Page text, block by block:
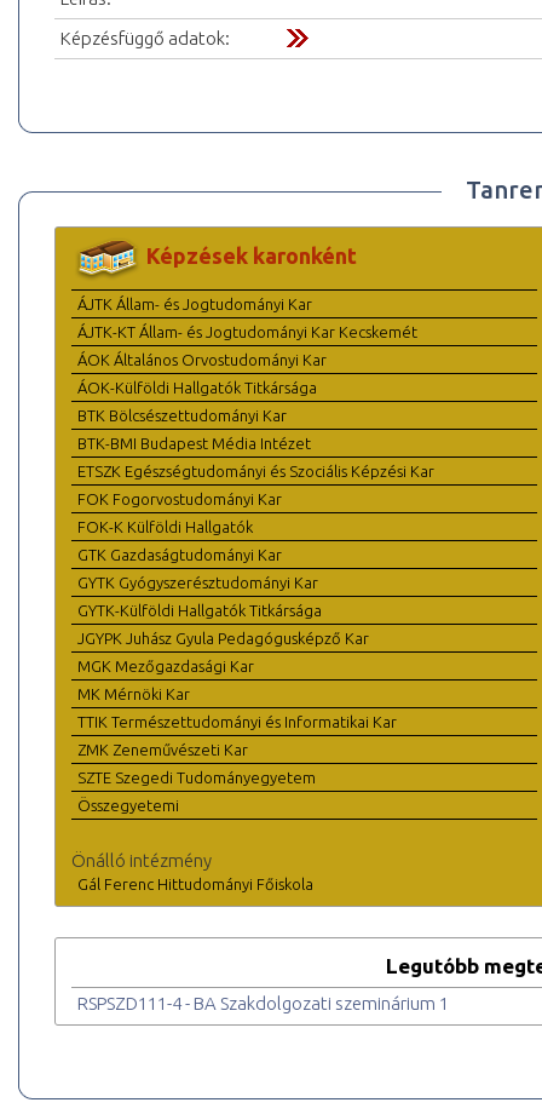
Képzésfüggő adatok:
Képzések karonként
ÁJTK Állam- és Jogtudományi Kar
ÁJTK-KT Állam- és Jogtudományi Kar Kecskemét
ÁOK Általános Orvostudományi Kar
ÁOK-Külföldi Hallgatók Titkársága
BTK Bölcsészettudományi Kar
BTK-BMI Budapest Média Intézet
ETSZK Egészségtudományi és Szociális Képzési Kar
FOK Fogorvostudományi Kar
FOK-K Külföldi Hallgatók
GTK Gazdaságtudományi Kar
GYTK Gyógyszerésztudományi Kar
GYTK-Külföldi Hallgatók Titkársága
JGYPK Juhász Gyula Pedagógusképző Kar
MGK Mezőgazdasági Kar
MK Mérnöki Kar
TTIK Természettudományi és Informatikai Kar
ZMK Zeneművészeti Kar
SZTE Szegedi Tudományegyetem
Összegyetemi
Önálló intézmény
Gál Ferenc Hittudományi Főiskola
Legutóbb
RSPSZD111-4 - BA Szakdolgozati szeminárium 1